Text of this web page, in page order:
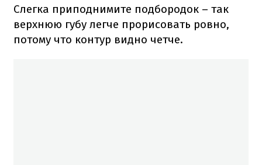
Слегка приподнимите подбородок – так
верхнюю губу легче прорисовать ровно,
потому что контур видно четче.